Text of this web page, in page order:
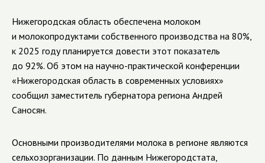
Нижегородская область обеспечена молоком
и молокопродуктами собственного производства на 80%,
к 2025 году планируется довести этот показатель
до 92%. Об этом на научно-практической конференции
«Нижегородская область в современных условиях»
сообщил заместитель губернатора региона Андрей
Саносян.
Основными производителями молока в регионе являются
сельхозорганизации. По данным Нижегородстата,